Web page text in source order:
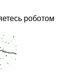
роботом